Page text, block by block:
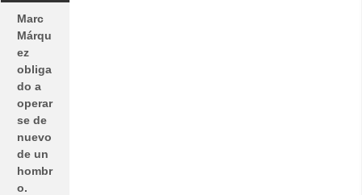
Marc
Márqu
ez
obliga
do a
operar
se de
nuevo
de un
hombr
o.